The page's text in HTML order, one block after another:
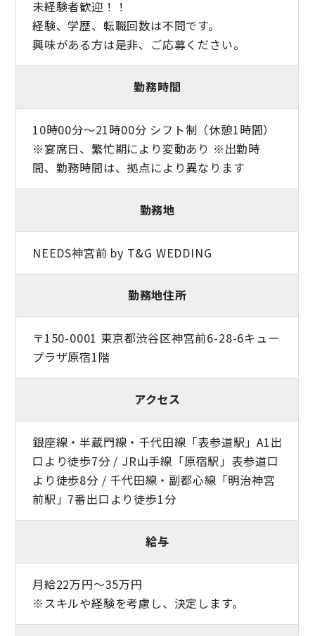
未経験者歓迎！！
経験、学歴、転職回数は不問です。
興味がある方は是非、ご応募ください。
勤務時間
10時00分〜21時00分 シフト制（休憩1時間）
※宴席日、繁忙期により変動あり ※出勤時
間、勤務時間は、拠点により異なります
勤務地
NEEDS神宮前 by T&G WEDDING
勤務地住所
〒150-0001 東京都渋谷区神宮前6-28-6キュー
プラザ原宿1階
アクセス
銀座線・半蔵門線・千代田線「表参道駅」A1出
口より徒歩7分 / JR山手線「原宿駅」表参道口
より徒歩8分 / 千代田線・副都心線「明治神宮
前駅」7番出口より徒歩1分
給与
月給22万円～35万円
※スキルや経験を考慮し、決定します。